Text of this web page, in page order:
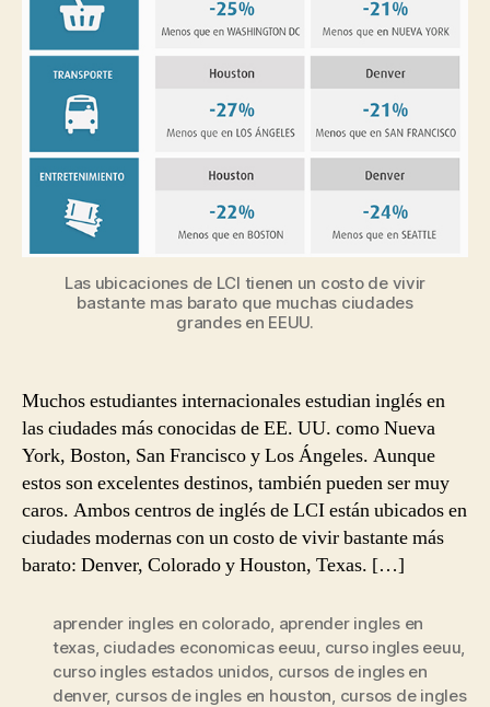
Las ubicaciones de LCI tienen un costo de vivir
bastante mas barato que muchas ciudades
grandes en EEUU.
Muchos estudiantes internacionales estudian inglés en
las ciudades más conocidas de EE. UU. como Nueva
York, Boston, San Francisco y Los Ángeles. Aunque
estos son excelentes destinos, también pueden ser muy
caros. Ambos centros de inglés de LCI están ubicados en
ciudades modernas con un costo de vivir bastante más
barato: Denver, Colorado y Houston, Texas. […]
aprender ingles en colorado aprender ingles en
texas, ciudades economicas eeuu curso ingles eeuu
curso ingles estados unidos cursos de ingles en
denver, cursos de ingles en houston cursos de ingles